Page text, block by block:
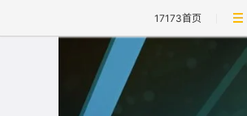
17173首页